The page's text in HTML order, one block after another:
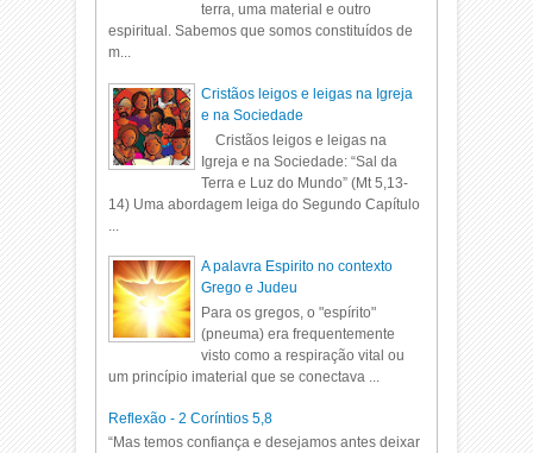
terra, uma material e outro
espiritual. Sabemos que somos constituídos de
m...
Cristãos leigos e leigas na Igreja
e na Sociedade
Cristãos leigos e leigas na
Igreja e na Sociedade: “Sal da
Terra e Luz do Mundo” (Mt 5,13-
14) Uma abordagem leiga do Segundo Capítulo
A palavra Espirito no contexto
Grego e Judeu
Para os gregos, o "espírito"
(pneuma) era frequentemente
visto como a respiração vital ou
um princípio imaterial que se conectava ...
Reflexão - 2 Coríntios 5,8
“Mas temos confiança e desejamos antes deixar